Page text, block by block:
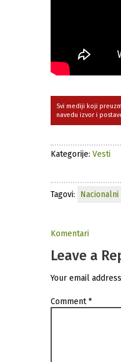
Svi mediji koji
navedu izvor i
Kategorije: Vesti
Tagovi:
Komentari
Leave a
Your email
Comment*